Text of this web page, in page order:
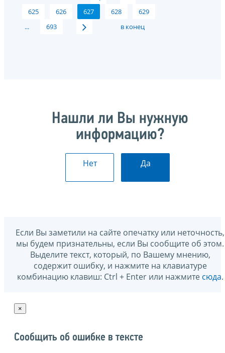
625
626 627 628
629
...
693 в конец
Нашли ли Вы нужную
информацию?
Нет Да
Если Вы заметили на сайте опечатку или неточность,
мы будем признательны, если Вы сообщите об этом.
Выделите текст, который, по Вашему мнению,
содержит ошибку, и нажмите на клавиатуре
комбинацию клавиш: Ctrl + Enter или нажмите сюда.
×
Сообщить об ошибке в тексте